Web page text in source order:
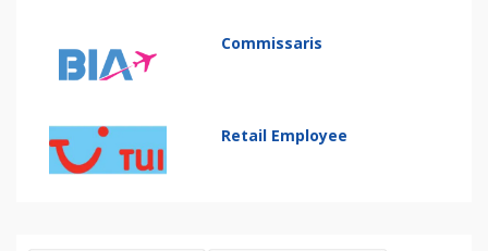
Commissaris
Retail Employee